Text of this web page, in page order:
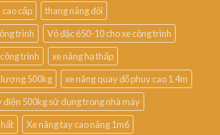
cấp
thang nâng đôi
trình
Vỏ đặc 650-10 cho xe công trình
trình
xe nâng hạ thấp
lượng 500kg
xe nâng quay đổ phuy cao 1.4m
điện 500kg sử dụng trong nhà máy
Xe nâng tay cao nâng 1m6